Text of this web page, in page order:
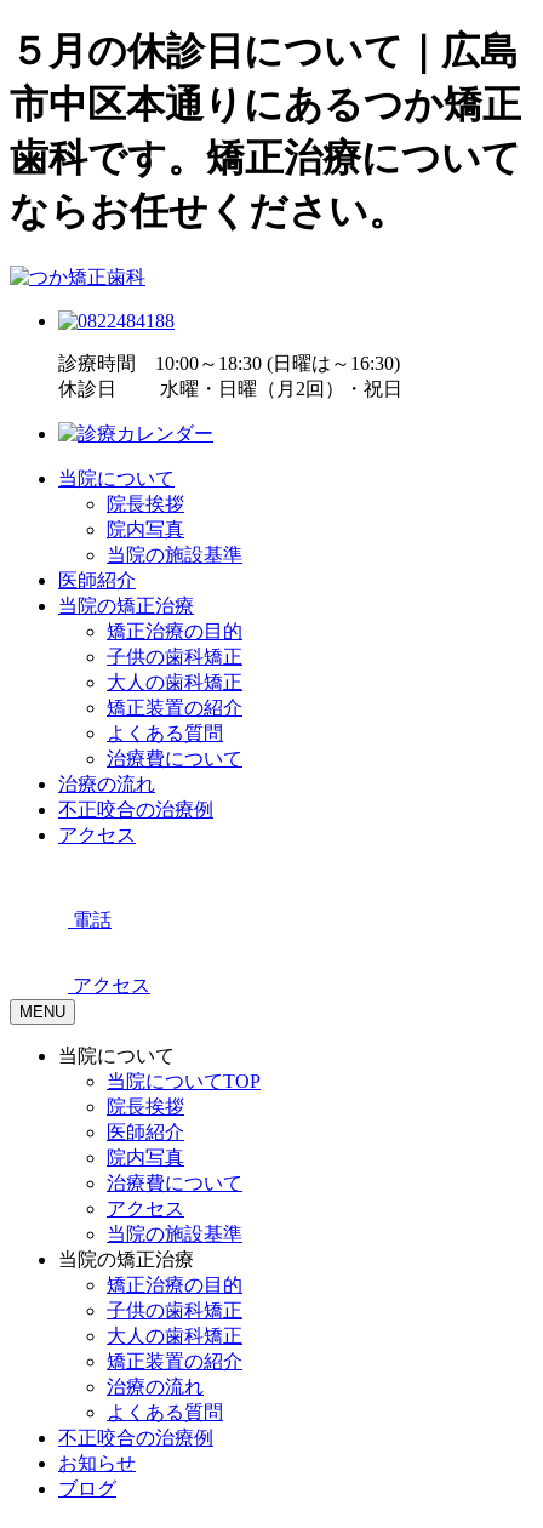
５月の休診日について｜広島
市中区本通りにあるつか矯正
歯科です。矯正治療について
ならお任せください。
診療時間 10:00～18:30 (日曜は～16:30)
休診日 水曜・日曜（月2回）・祝日
当院について
院長挨拶
院内写真
当院の施設基準
医師紹介
当院の矯正治療
矯正治療の目的
子供の歯科矯正
大人の歯科矯正
矯正装置の紹介
よくある質問
治療費について
治療の流れ
不正咬合の治療例
アクセス
電話
アクセス
MENU
当院について
当院についてTOP
院長挨拶
医師紹介
院内写真
治療費について
アクセス
当院の施設基準
当院の矯正治療
矯正治療の目的
子供の歯科矯正
大人の歯科矯正
矯正装置の紹介
治療の流れ
よくある質問
不正咬合の治療例
お知らせ
ブログ